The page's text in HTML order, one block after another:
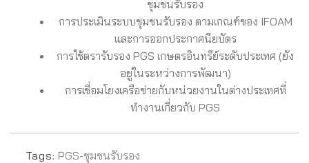
ชุมชนรับรอง
การประเมินระบบชุมชนรับรอง ตามเกณฑ์ของ IFOAM
และการออกประกาศนียบัตร
การใช้ตรารับรอง PGS เกษตรอินทรีย์ระดับประเทศ (ยัง
อยู่ในระหว่างการพัฒนา)
การเชื่อมโยงเครือข่ายกับหน่วยงานในต่างประเทศที่
ทำงานเกี่ยวกับ PGS
Tags: PGS-ชุมชนรับรอง